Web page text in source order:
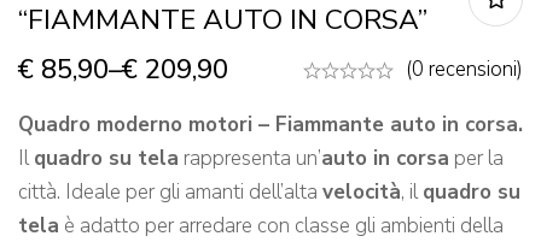
“FIAMMANTE AUTO IN CORSA”
€ 85,90–€ 209,90
(0 recensioni)
Quadro moderno motori – Fiammante auto in corsa.
Ilquadro su tela rappresenta un’auto in corsa per la
città. Ideale per gli amanti dell’alta velocità, ilquadro su
tela è adatto per arredare con classe gli ambienti della